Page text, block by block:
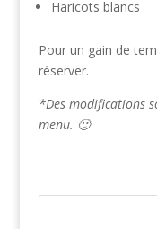
Haricots blancs
Pour un gain de
réserver.
*Des modifications
menu. 🙂